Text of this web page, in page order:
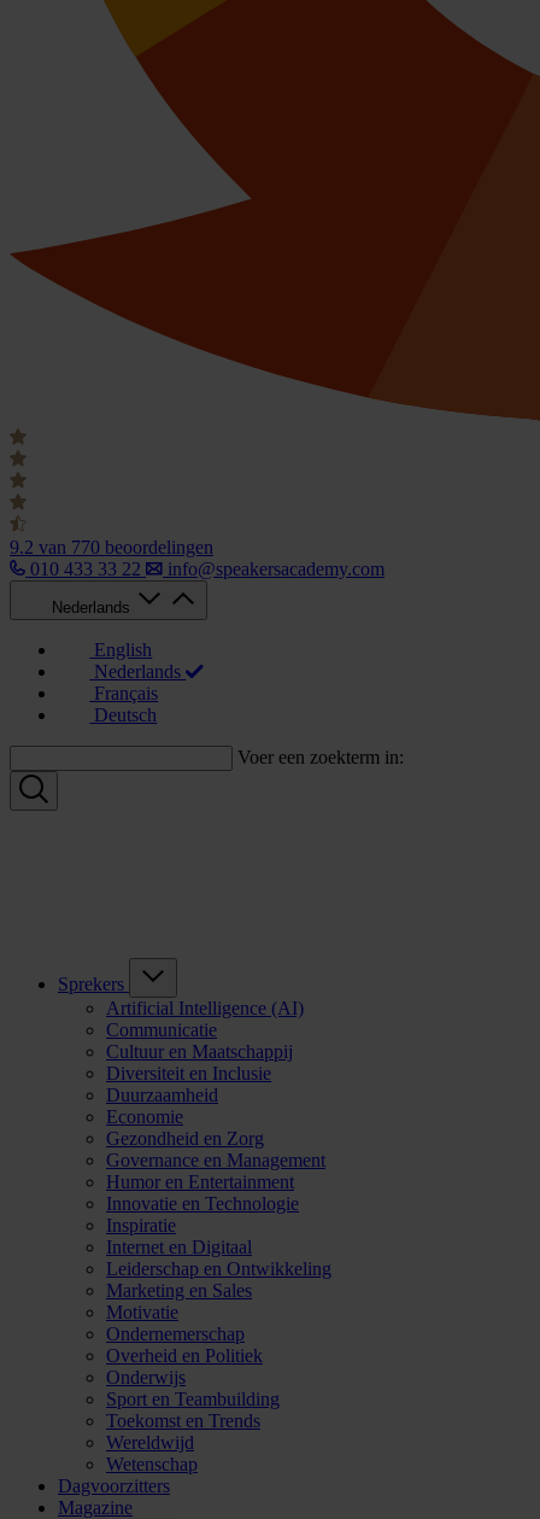
9.2 van 770 beoordelingen
010 433 33 22
info@speakersacademy.com
Nederlands
English
Nederlands
Français
Deutsch
Voer een zoekterm in:
Sprekers
Artificial Intelligence (AI)
Communicatie
Cultuur en Maatschappij
Diversiteit en Inclusie
Duurzaamheid
Economie
Gezondheid en Zorg
Governance en Management
Humor en Entertainment
Innovatie en Technologie
Inspiratie
Internet en Digitaal
Leiderschap en Ontwikkeling
Marketing en Sales
Motivatie
Ondernemerschap
Overheid en Politiek
Onderwijs
Sport en Teambuilding
Toekomst en Trends
Wereldwijd
Wetenschap
Dagvoorzitters
Magazine